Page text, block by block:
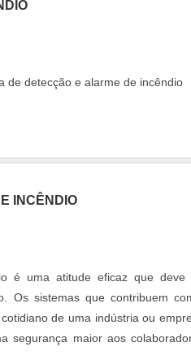
produtos de alto
é uma empresa que tem
de detecção e alarme de incêndio
INCÊNDIO
é uma atitude eficaz que deve
Os sistemas que contribuem
de uma indústria ou
segurança maior aos